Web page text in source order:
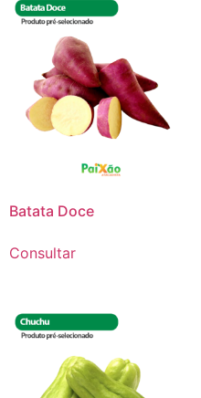
Batata Doce
Consultar